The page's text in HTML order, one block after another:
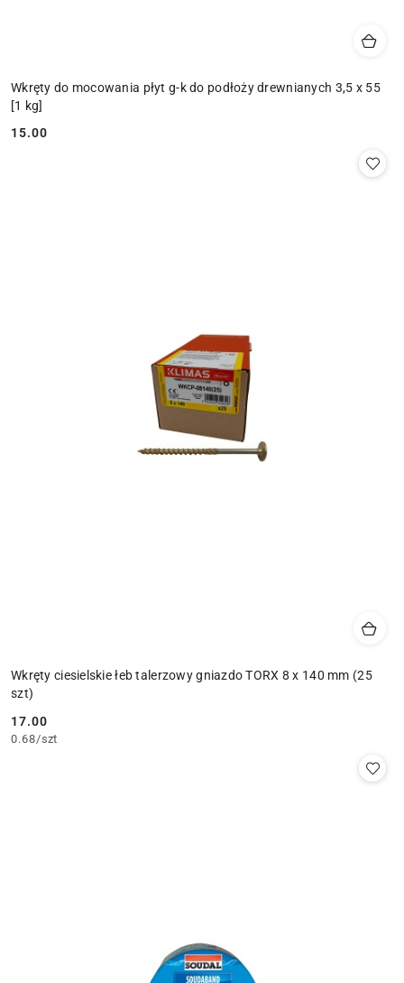
Wkręty do mocowania płyt g-k do podłoży drewnianych 3,5 x 55
[1 kg]
Cena:
15.00
Wkręty ciesielskie łeb talerzowy gniazdo TORX 8 x 140 mm (25
szt)
Cena:
17.00
0.68/szt